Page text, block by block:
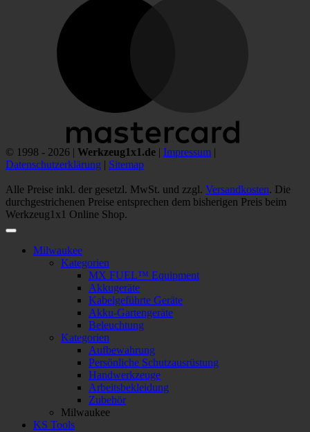
© 1998 - 2026 | Werkzeug1x1.de | Impressum |
Datenschutzerklärung | Sitemap
Alle Preise inkl. der gesetzl. MwSt. und zzgl. Versandkosten. Die
durchgestrichenen Preise entsprechen dem bisherigen Preis beim
Werkzeug1x1 Online Shop.
Milwaukee
Kategorien
MX FUEL™ Equipment
Akkugeräte
Kabelgeführte Geräte
Akku-Gartengeräte
Beleuchtung
Kategorien
Aufbewahrung
Persönliche Schutzausrüstung
Handwerkzeuge
Arbeitsbekleidung
Zubehör
Milwaukee
KS Tools